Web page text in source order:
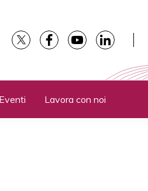
Lavora con noi